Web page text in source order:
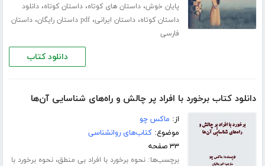
پایان خوش،داستان های کوتاه،داستان کوتاه،دانلود
داستان کوتاه،داستان ایرانی،pdf داستان رایگان ،داستان
فارسی
دانلود کتاب
دانلود کتاب برخورد با افراد پر چالش و راه‌های شناسایی آن‌ها
از: ماکس چو
موضوع:کتاب‌های روانشناسی
۳۳ صفحه
برچسب‌ها:نحوه برخورد با افراد بی منطق،نحوه برخورد با